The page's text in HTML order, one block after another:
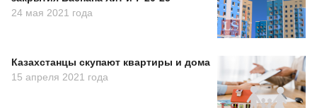
24 мая 2021 года
Казахстанцы скупают квартиры и дома
15 апреля 2021 года